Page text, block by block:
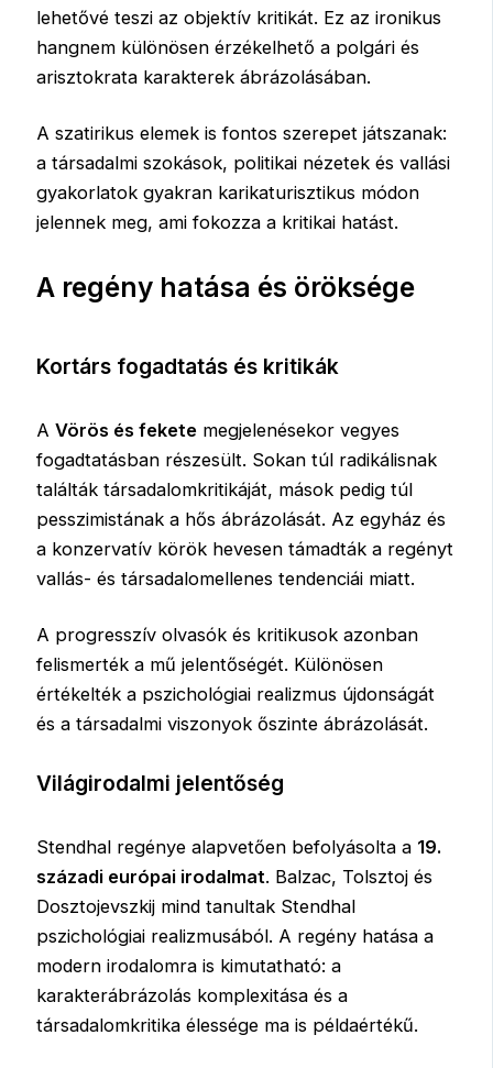
lehetővé teszi az objektív kritikát. Ez az ironikus
hangnem különösen érzékelhető a polgári és
arisztokrata karakterek ábrázolásában.
A szatirikus elemek is fontos szerepet játszanak:
a társadalmi szokások, politikai nézetek és vallási
gyakorlatok gyakran karikaturisztikus módon
jelennek meg, ami fokozza a kritikai hatást.
A regény hatása és öröksége
Kortárs fogadtatás és kritikák
AVörös és fekete megjelenésekor vegyes
fogadtatásban részesült. Sokan túl radikálisnak
találták társadalomkritikáját, mások pedig túl
pesszimistának a hős ábrázolását. Az egyház és
a konzervatív körök hevesen támadták a regényt
vallás- és társadalomellenes tendenciái miatt.
A progresszív olvasók és kritikusok azonban
felismerték a mű jelentőségét. Különösen
értékelték a pszichológiai realizmus újdonságát
és a társadalmi viszonyok őszinte ábrázolását.
Világirodalmi jelentőség
Stendhal regénye alapvetően befolyásolta a 19.
századi európai irodalmat. Balzac, Tolsztoj és
Dosztojevszkij mind tanultak Stendhal
pszichológiai realizmusából. A regény hatása a
modern irodalomra is kimutatható: a
karakterábrázolás komplexitása és a
társadalomkritika élessége ma is példaértékű.